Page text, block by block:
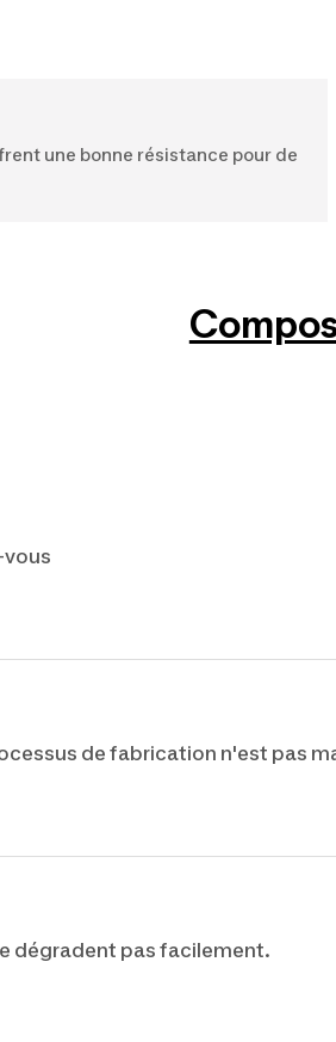
une bonne résistance pour de
vous
de fabrication n'est pas
dégradent pas facilement.